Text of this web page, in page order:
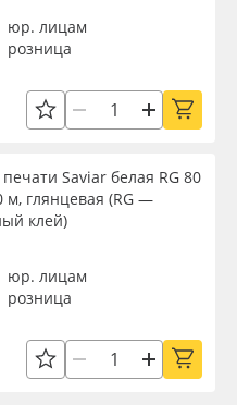
юр. лицам
розница
Saviar белая RG 80
м, глянцевая (RG —
клей)
юр. лицам
розница